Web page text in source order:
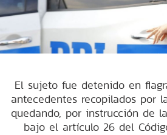
El sujeto fue detenido en
antecedentes recopilados por
quedando, por instrucción de
bajo el artículo 26 del